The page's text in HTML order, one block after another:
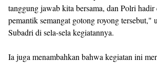
tanggung jawab kita bersama, dan Polri hadir
pemantik semangat gotong royong tersebut,"
Subadri di sela-sela kegiatannya.
Ia juga menambahkan bahwa kegiatan ini